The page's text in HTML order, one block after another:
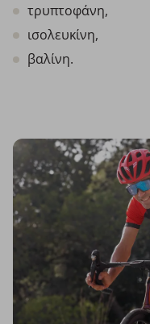
τρυπτοφάνη,
ισολευκίνη,
βαλίνη.